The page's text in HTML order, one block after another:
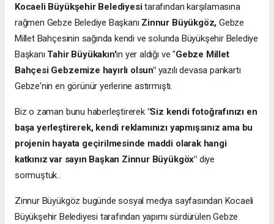
Kocaeli Büyükşehir Belediyesitarafından karşılamasına
rağmen Gebze Belediye Başkanı Zinnur Büyükgöz, Gebze
Millet Bahçesinin sağında kendi ve solunda Büyükşehir Belediye
Başkanı Tahir Büyükakın'ın yer aldığı ve "Gebze Millet
Bahçesi Gebzemize hayırlı olsun"yazılı devasa pankartı
Gebze'nin en görünür yerlerine astırmıştı.
Biz o zaman bunu haberleştirerek "Siz kendi fotoğrafınızı en
başa yerleştirerek, kendi reklamınızı yapmışsınız ama bu
projenin hayata geçirilmesinde maddi olarak hangi
katkınız var sayın Başkan Zinnur Büyükgöx" diye
sormuştuk..
Zinnur Büyükgöz bugünde sosyal medya sayfasından Kocaeli
Büyükşehir Belediyesi tarafından yapımı sürdürülen Gebze